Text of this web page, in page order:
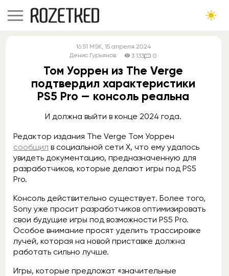
16:51 MSK, 15 апреля 2024
Денис Гурьянов
3 133 0
Том Уоррен из The Verge
подтвердил характеристики
PS5 Pro — консоль реальна
И должна выйти в конце 2024 года.
Редактор издания The Verge Том Уоррен
сообщил в социальной сети X, что ему удалось
увидеть документацию, предназначенную для
разработчиков, которые делают игры под PS5
Pro.
Консоль действительно существует. Более того,
Sony уже просит разработчиков оптимизировать
свои будущие игры под возможности PS5 Pro.
Особое внимание просят уделить трассировке
лучей, которая на новой приставке должна
работать сильно лучше.
Игры, которые предложат «значительные